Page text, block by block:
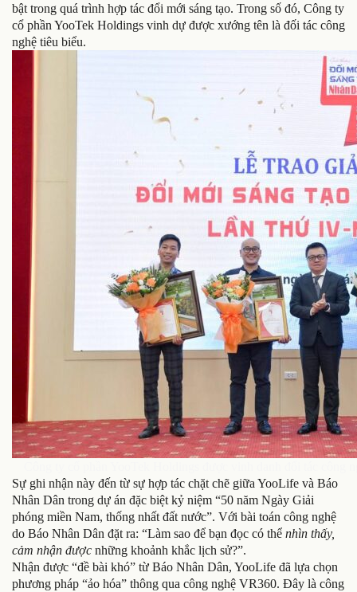
bật trong quá trình hợp tác đổi mới sáng tạo. Trong số đó, Công ty
cổ phần YooTek Holdings vinh dự được xướng tên là đối tác công
nghệ tiêu biểu.
Sự ghi nhận này đến từ sự hợp tác chặt chẽ giữa YooLife và Báo
Nhân Dân trong dự án đặc biệt kỷ niệm “50 năm Ngày Giải
phóng miền Nam, thống nhất đất nước”. Với bài toán công nghệ
do Báo Nhân Dân đặt ra: “Làm sao để bạn đọc có thể nhìn thấy,
cảm nhận được những khoảnh khắc lịch sử?”.
Nhận được “đề bài khó” từ Báo Nhân Dân, YooLife đã lựa chọn
phương pháp “ảo hóa” thông qua công nghệ VR360. Đây là công